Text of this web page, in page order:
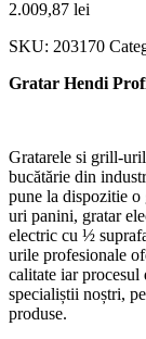
2.009,87 lei
SKU: 203170
Gratar Hendi
Gratarele si grill-
bucătărie din
pune la dispozitie
uri panini, gratar
electric cu ½
urile profesionale
calitate iar procesul
specialiștii noștri,
produse.